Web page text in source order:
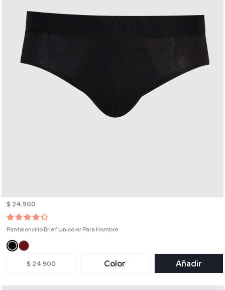
$ 24.900
Pantaloncillo Brief Unicolor Para Hombre
$ 24.900 Color Añadir